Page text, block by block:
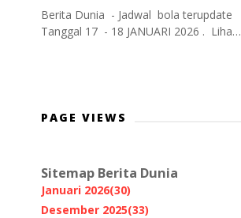
Berita Dunia - Jadwal bola terupdate
Tanggal 17 - 18 JANUARI 2026 . Liha…
PAGE VIEWS
Sitemap Berita Dunia
Januari 2026(30)
Desember 2025(33)